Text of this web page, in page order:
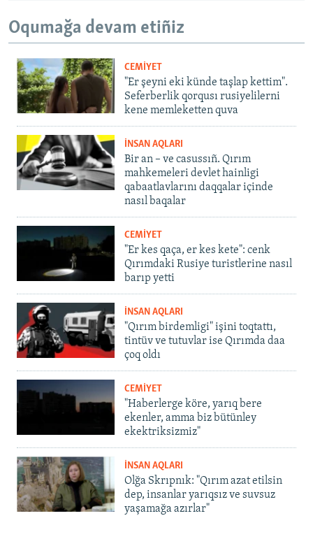
Oqumağa devam etiñiz
CEMİYET
"Er şeyni eki künde taşlap kettim".
Seferberlik qorqusı rusiyelilerni
kene memleketten quva
İNSAN AQLARI
Bir an – ve casussıñ. Qırım
mahkemeleri devlet hainligi
qabaatlavlarını daqqalar içinde
nasıl baqalar
CEMİYET
"Er kes qaça, er kes kete": cenk
Qırımdaki Rusiye turistlerine nasıl
barıp yetti
İNSAN AQLARI
"Qırım birdemligi" işini toqtattı,
tintüv ve tutuvlar ise Qırımda daa
çoq oldı
CEMİYET
"Haberlerge köre, yarıq bere
ekenler, amma biz bütünley
ekektriksizmiz"
İNSAN AQLARI
Olğa Skrıpnık: "Qırım azat etilsin
dep, insanlar yarıqsız ve suvsuz
yaşamağa azırlar"